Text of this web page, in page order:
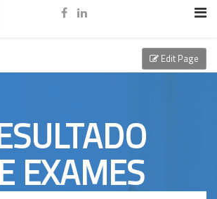
EXAMES
Edit Page